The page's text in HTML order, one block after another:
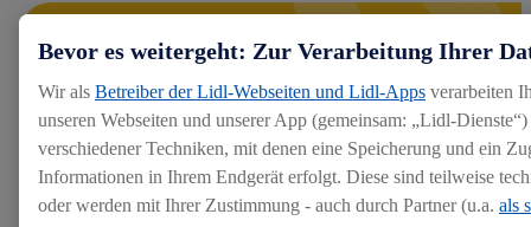
Bevor es weitergeht: Zur Verarbeitung Ihrer
Wir als Betreiber der Lidl-Webseiten und Lidl-Apps verarbeiten
unseren Webseiten und unserer App (gemeinsam: „Lidl-
verschiedener Techniken, mit denen eine Speicherung und ein
Informationen in Ihrem Endgerät erfolgt. Diese sind teilweise
oder werden mit Ihrer Zustimmung - auch durch Partner (u.a. als